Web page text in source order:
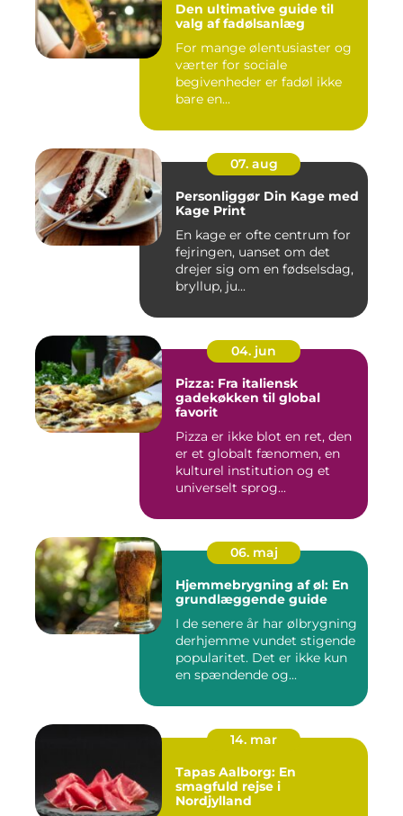
Den ultimative guide til
valg af fadølsanlæg
For mange ølentusiaster og
værter for sociale
begivenheder er fadøl ikke
bare en...
07. aug
Personliggør Din Kage med
Kage Print
En kage er ofte centrum for
fejringen, uanset om det
drejer sig om en fødselsdag,
bryllup, ju...
04. jun
Pizza: Fra italiensk
gadekøkken til global
favorit
Pizza er ikke blot en ret, den
er et globalt fænomen, en
kulturel institution og et
universelt sprog...
06. maj
Hjemmebrygning af øl: En
grundlæggende guide
I de senere år har ølbrygning
derhjemme vundet stigende
popularitet. Det er ikke kun
en spændende og...
14. mar
Tapas Aalborg: En
smagfuld rejse i
Nordjylland